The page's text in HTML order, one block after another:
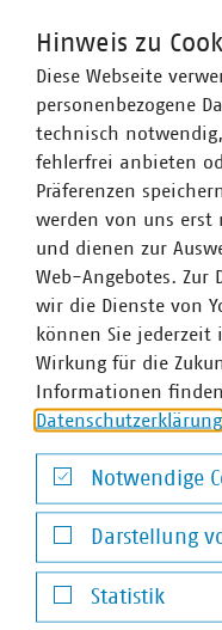
Stefan Luig
Leiter Presse und
Wasser/Abwasser
+49 170 8580-226
luig(at)vku(dot)de
Hinweis zu
Diese Webseite
personenbezogene
technisch
fehlerfrei anbieten
Präferenzen
werden von uns erst
und dienen zur
Web-Angebotes. Zur
wir die Dienste von
können Sie
Wirkung für die
Informationen
Datenschutzerklärung
Notwendige
Notwendige
Darstellung
Darstellung von
Statistik